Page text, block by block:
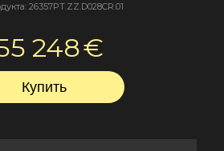
26357PT.ZZ.D028CR.01
248€